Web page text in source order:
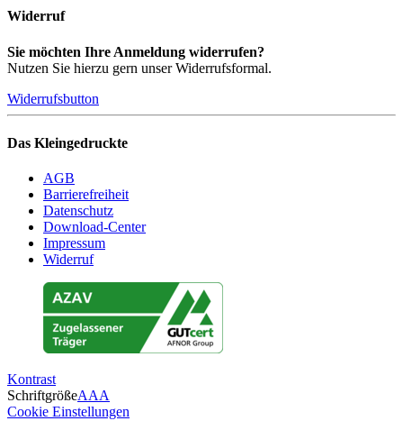
Widerruf
Sie möchten Ihre Anmeldung widerrufen?
Nutzen Sie hierzu gern unser Widerrufsformal.
Widerrufsbutton
Das Kleingedruckte
AGB
Barrierefreiheit
Datenschutz
Download-Center
Impressum
Widerruf
Kontrast
SchriftgrößeAAA
Cookie Einstellungen